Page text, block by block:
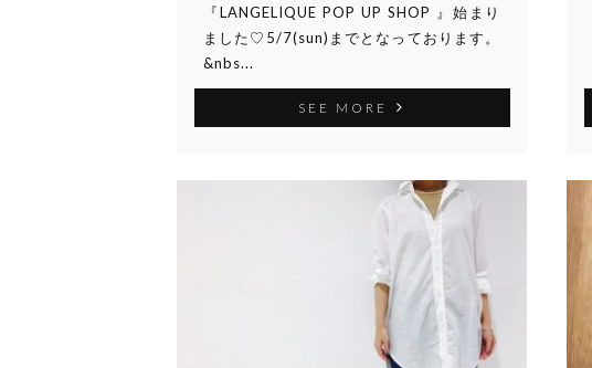
『LANGELIQUE POP UP SHOP 』始まり
ました♡5/7(sun)までとなっております。
&nbs...
SEE MORE